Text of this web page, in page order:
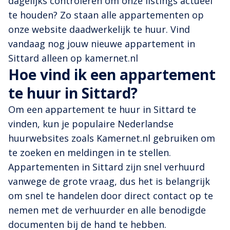
te houden? Zo staan alle appartementen op
onze website daadwerkelijk te huur. Vind
vandaag nog jouw nieuwe appartement in
Sittard alleen op kamernet.nl
Hoe vind ik een appartement
te huur in Sittard?
Om een appartement te huur in Sittard te
vinden, kun je populaire Nederlandse
huurwebsites zoals Kamernet.nl gebruiken om
te zoeken en meldingen in te stellen.
Appartementen in Sittard zijn snel verhuurd
vanwege de grote vraag, dus het is belangrijk
om snel te handelen door direct contact op te
nemen met de verhuurder en alle benodigde
documenten bij de hand te hebben.